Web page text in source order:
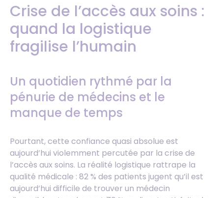
Crise de l’accès aux soins :
quand la logistique
fragilise l’humain
Un quotidien rythmé par la
pénurie de médecins et le
manque de temps
Pourtant, cette confiance quasi absolue est
aujourd’hui violemment percutée par la crise de
l’accès aux soins. La réalité logistique rattrape la
qualité médicale : 82 % des patients jugent qu’il est
aujourd’hui difficile de trouver un médecin